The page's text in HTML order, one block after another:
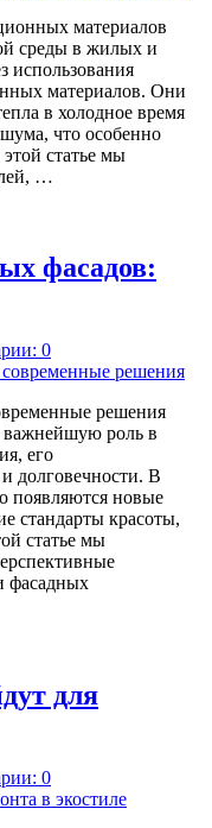
материалов
среды в жилых и
использования
материалов. Они
в холодное время
что особенно
статье мы
…
фасадов:
0
решения
важнейшую роль в
его
долговечности. В
появляются новые
стандарты красоты,
статье мы
фасадных
для
0